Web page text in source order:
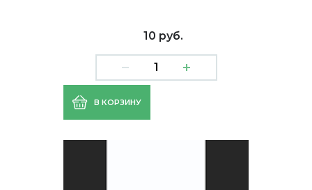
10 руб.
В КОРЗИНУ